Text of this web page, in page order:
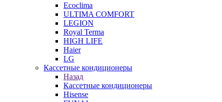
Ecoclima
ULTIMA COMFORT
LEGION
Royal Terma
HIGH LIFE
Haier
LG
Кассетные кондиционеры
Назад
Кассетные кондиционеры
Hisense